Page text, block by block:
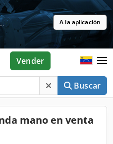
Gratis en la tienda de aplicaciones A la aplicación
Buscar
Vender
mano en venta